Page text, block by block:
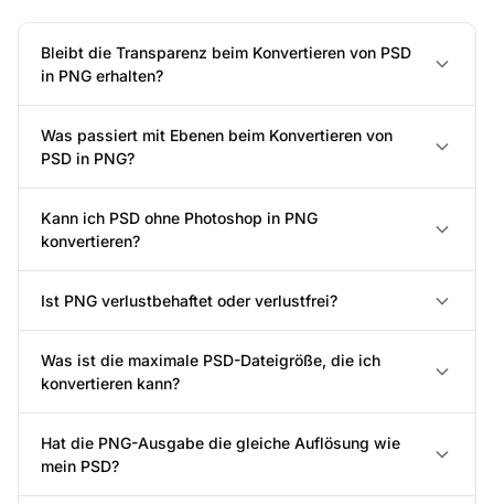
Bleibt die Transparenz beim Konvertieren von PSD
in PNG erhalten?
Was passiert mit Ebenen beim Konvertieren von
PSD in PNG?
Kann ich PSD ohne Photoshop in PNG
konvertieren?
Ist PNG verlustbehaftet oder verlustfrei?
Was ist die maximale PSD-Dateigröße, die ich
konvertieren kann?
Hat die PNG-Ausgabe die gleiche Auflösung wie
mein PSD?